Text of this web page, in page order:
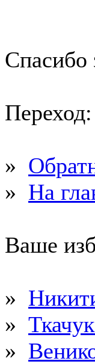
Переход:
»
» На
Ваше
»
»
»